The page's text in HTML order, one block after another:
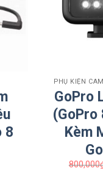
và chất lượng hình
– Chống
lực 7H* được
nghiệm trong điều
nhiều lớp giúp tối
8
PHỤ KIỆN
GoPro
(GoPro
Kèm
800,000